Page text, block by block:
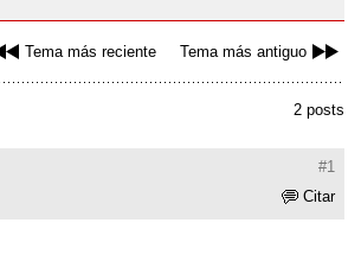
Tema más reciente Tema más antiguo
2 posts
#1
Citar